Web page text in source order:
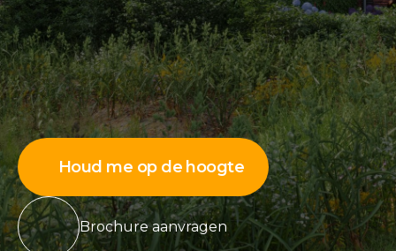
Houd me op de hoogte
Brochure aanvragen